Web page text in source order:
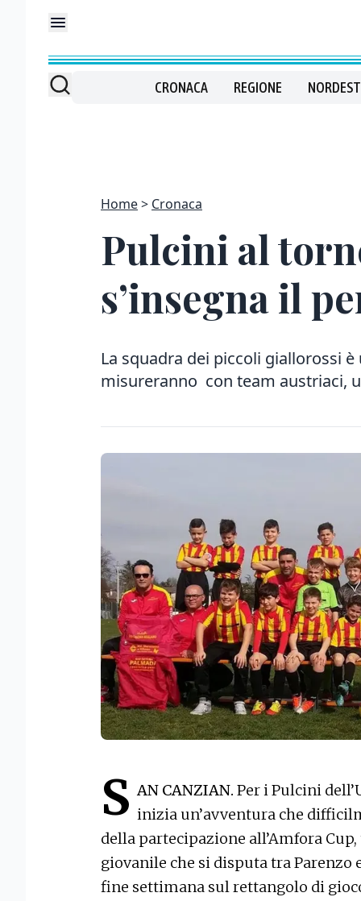
CRONACA REGIONE NORDEST
Home Cronaca
Pulcini al
s’insegna il
La squadra dei piccoli giallorossi
misureranno con team austriaci,
S AN CANZIAN. Per i Pulcini
inizia un’avventura che
della partecipazione all’Amfora
giovanile che si disputa tra Parenzo
fine settimana sul rettangolo di